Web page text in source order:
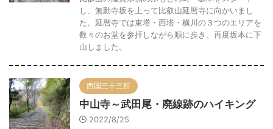
し、無動寺坂を上って比叡山延暦寺に向かいまし
た。延暦寺では東塔・西塔・横川の３つのエリアを
数々のお堂を参拝しながら順に歩き、再度坂本に下
山しました。
西国三十三所
中山寺～武田尾・廃線跡のハイキング
2022/8/25